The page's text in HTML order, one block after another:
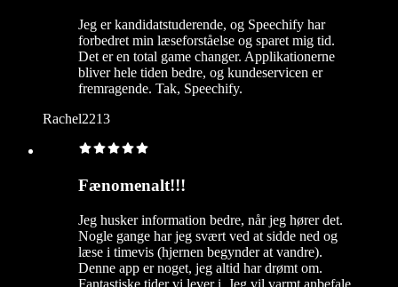
Jeg er kandidatstuderende, og Speechify har
forbedret min læseforståelse og sparet mig tid.
Det er en total game changer. Applikationerne
bliver hele tiden bedre, og kundeservicen er
fremragende. Tak, Speechify.
Rachel2213
Fænomenalt!!!
Jeg husker information bedre, når jeg hører det.
Nogle gange har jeg svært ved at sidde ned og
læse i timevis (hjernen begynder at vandre).
Denne app er noget, jeg altid har drømt om.
Fantastiske tider vi lever i. Jeg vil varmt anbefale